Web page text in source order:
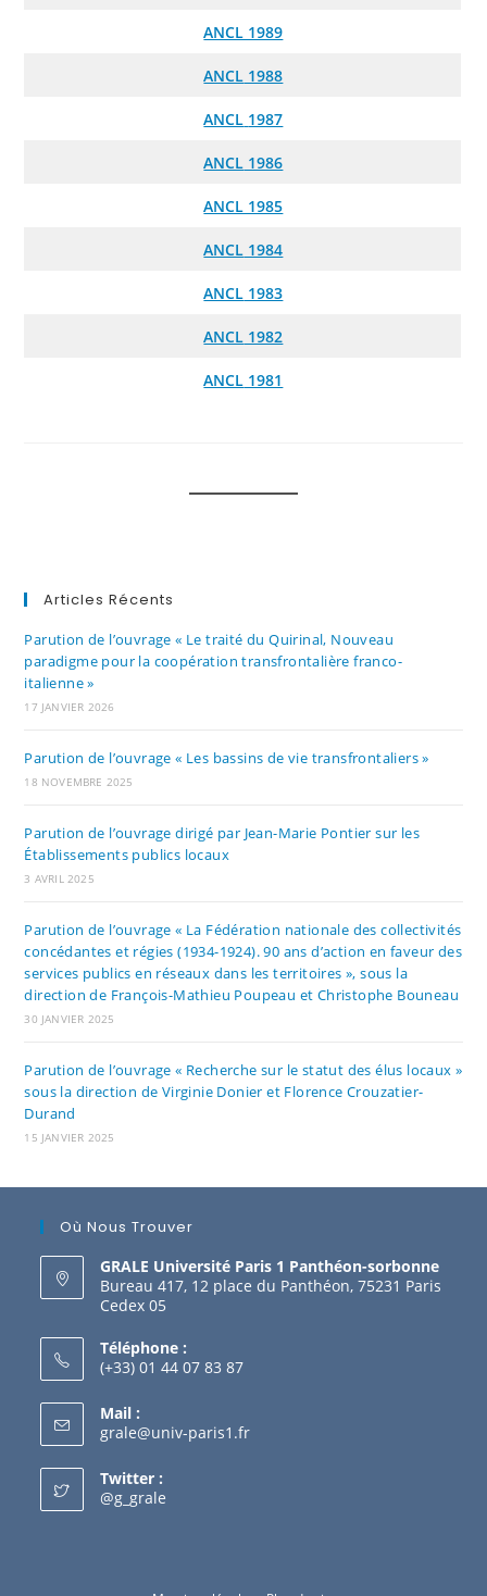
ANCL 1989
ANCL 1988
ANCL 1987
ANCL 1986
ANCL 1985
ANCL 1984
ANCL 1983
ANCL 1982
ANCL 1981
Articles Récents
Parution de l’ouvrage « Le traité du Quirinal, Nouveau
paradigme pour la coopération transfrontalière franco-
italienne »
17 JANVIER 2026
Parution de l’ouvrage « Les bassins de vie transfrontaliers »
18 NOVEMBRE 2025
Parution de l’ouvrage dirigé par Jean-Marie Pontier sur les
Établissements publics locaux
3 AVRIL 2025
Parution de l’ouvrage « La Fédération nationale des collectivités
concédantes et régies (1934-1924). 90 ans d’action en faveur des
services publics en réseaux dans les territoires », sous la
direction de François-Mathieu Poupeau et Christophe Bouneau
30 JANVIER 2025
Parution de l’ouvrage « Recherche sur le statut des élus locaux »
sous la direction de Virginie Donier et Florence Crouzatier-
Durand
15 JANVIER 2025
Où Nous Trouver
GRALE Université Paris 1 Panthéon-sorbonne
Bureau 417, 12 place du Panthéon, 75231 Paris
Cedex 05
Téléphone :
(+33) 01 44 07 83 87
Mail :
grale@univ-paris1.fr
Twitter :
@g_grale